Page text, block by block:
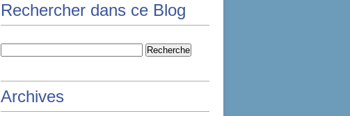
Rechercher dans ce Blog
Archives